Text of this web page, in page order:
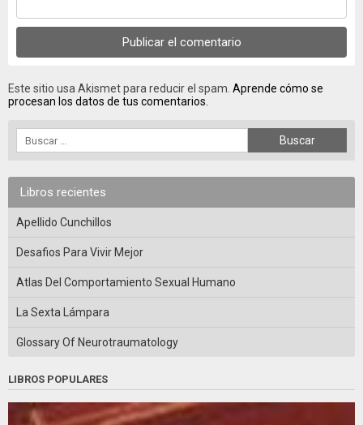
Este sitio usa Akismet para reducir el spam. Aprende cómo se
procesan los datos de tus comentarios.
Libros recientes
Apellido Cunchillos
Desafios Para Vivir Mejor
Atlas Del Comportamiento Sexual Humano
La Sexta Lámpara
Glossary Of Neurotraumatology
LIBROS POPULARES